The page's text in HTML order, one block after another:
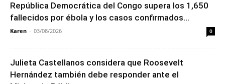
República Democrática del Congo supera los 1,650
fallecidos por ébola y los casos confirmados...
Karen - 03/08/2026 0
Julieta Castellanos considera que Roosevelt
Hernández también debe responder ante el